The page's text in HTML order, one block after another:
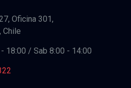
Oficina 301,
Chile
18:00 / Sab 8:00 - 14:00